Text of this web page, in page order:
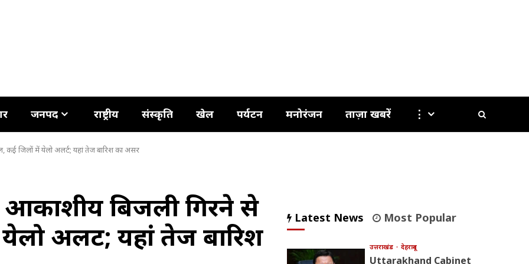
जनपद राष्ट्रीय संस्कृति खेल पर्यटन मनोरंजन ताज़ा खबरें ⋮
कई जिलों में येलो अलर्ट; यहां तेज बारिश का असर
आकाशीय बिजली गिरने से
अलर्ट; यहां तेज बारिश
Latest News Most Popular
उत्तराखंड देहरादून
Uttarakhand Cabinet